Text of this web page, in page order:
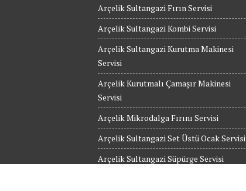
Arçelik Sultangazi Fırın Servisi
Arçelik Sultangazi Kombi Servisi
Arçelik Sultangazi Kurutma Makinesi
Servisi
Arçelik Kurutmalı Çamaşır Makinesi
Servisi
Arçelik Mikrodalga Fırını Servisi
Arçelik Sultangazi Set Üstü Ocak Servisi
Arçelik Sultangazi Süpürge Servisi